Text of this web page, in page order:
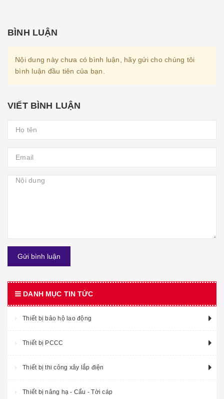
BÌNH LUẬN
Nội dung này chưa có bình luận, hãy gửi cho chúng tôi
bình luận đầu tiên của bạn.
VIẾT BÌNH LUẬN
Gửi bình luận
DANH MỤC TIN TỨC
Thiết bị bảo hộ lao động
Thiết bị PCCC
Thiết bị thi công xây lắp điện
Thiết bị nâng hạ - Cẩu - Tời cáp